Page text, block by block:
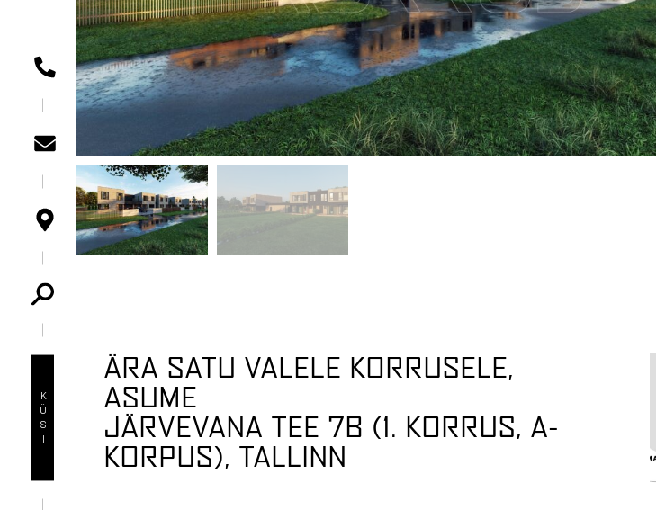
KÜSI
ÄRA SATU VALELE KORRUSELE,
ASUME
JÄRVEVANA TEE 7B (1. KORRUS, A-
KORPUS), TALLINN